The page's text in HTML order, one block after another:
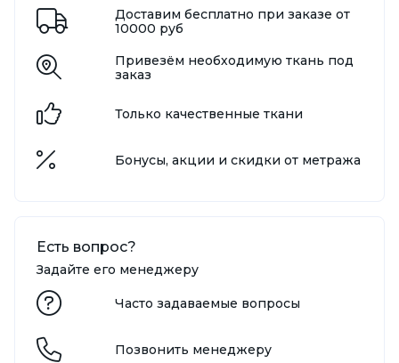
Доставим бесплатно при заказе от
10000 руб
Привезём необходимую ткань под
заказ
Только качественные ткани
Бонусы, акции и скидки от метража
Есть вопрос?
Задайте его менеджеру
Часто задаваемые вопросы
Позвонить менеджеру